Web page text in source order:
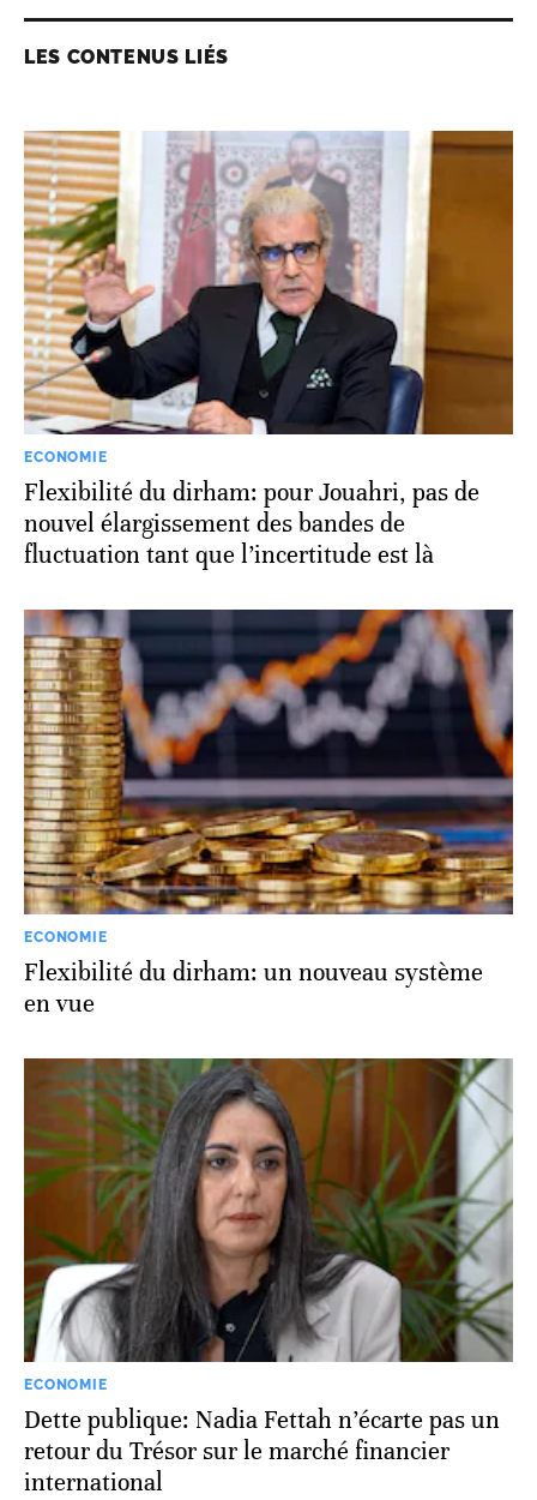
LES CONTENUS LIÉS
ECONOMIE
Flexibilité du dirham: pour Jouahri, pas de
nouvel élargissement des bandes de
fluctuation tant que l’incertitude est là
ECONOMIE
Flexibilité du dirham: un nouveau système
en vue
ECONOMIE
Dette publique: Nadia Fettah n’écarte pas un
retour du Trésor sur le marché financier
international